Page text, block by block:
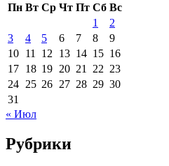
Пн Вт Ср Чт Пт Сб Вс
1
2
3
4 5 6 7 8
9
10 11 12 13 14 15 16
17 18 19 20 21 22 23
24 25 26 27 28 29 30
31
« Июл
Рубрики